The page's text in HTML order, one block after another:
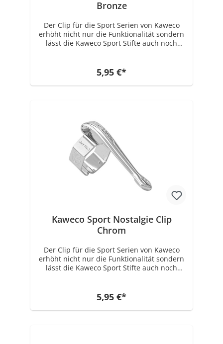
Bronze
Der Clip für die Sport Serien von Kaweco
erhöht nicht nur die Funktionalität sondern
lässt die Kaweco Sport Stifte auch noch
Serien: Kaweco CLASSIC Sport, Kaweco ICE
Sport, Kaweco SKYLINE Sport, Kaweco AL
Sport, Kaweco AL Stonewashed, Kaweco AC
Modelle dient, hatte wie die heutigen
Modelle auch keinen Clip. Den Clip gibt es
erst seit ca. 1998 als "Aufschiebeclip"
zusätzlich als extra Accessoire dazu.
5,95 €*
Kaweco Sport Nostalgie Clip
Chrom
Der Clip für die Sport Serien von Kaweco
erhöht nicht nur die Funktionalität sondern
lässt die Kaweco Sport Stifte auch noch
Serien: Kaweco CLASSIC Sport, Kaweco ICE
Sport, Kaweco SKYLINE Sport, Kaweco AL
Sport, Kaweco AL Stonewashed, Kaweco AC
5,95 €*